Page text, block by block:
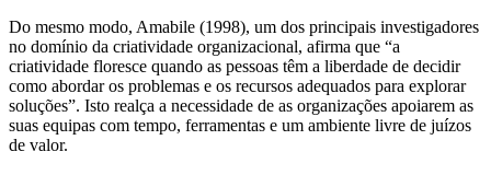
Do mesmo modo, Amabile (1998), um dos principais investigadores
no domínio da criatividade organizacional, afirma que “a
criatividade floresce quando as pessoas têm a liberdade de decidir
como abordar os problemas e os recursos adequados para explorar
soluções”. Isto realça a necessidade de as organizações apoiarem as
suas equipas com tempo, ferramentas e um ambiente livre de juízos
de valor.